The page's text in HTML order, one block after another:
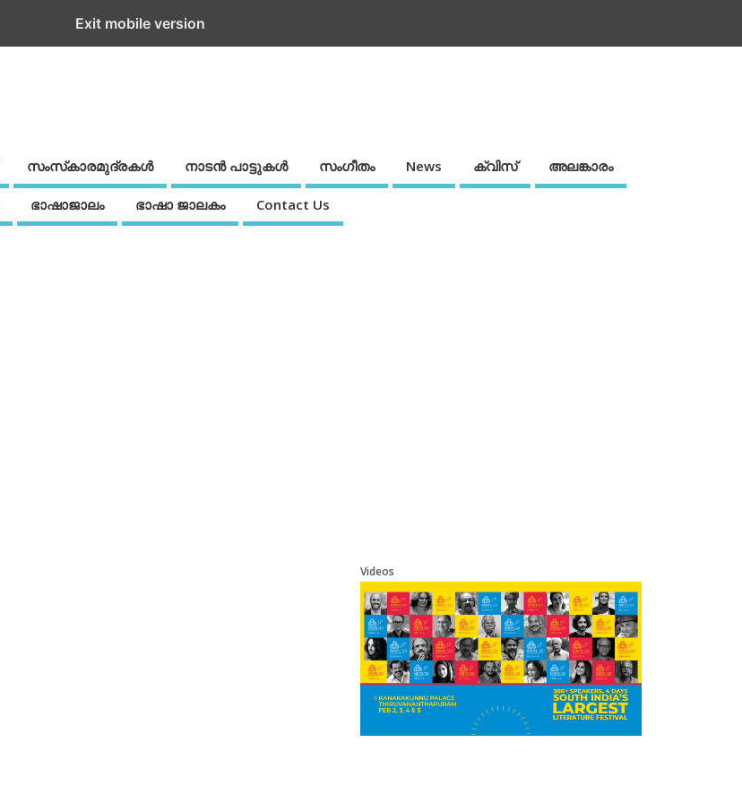
സംസ്‌കാരമുദ്രകള്‍ നാടന്‍ പാട്ടുകള്‍ സംഗീതം News ക്വിസ് അലങ്കാരം
ഭാഷാജാലം ഭാഷാ ജാലകം Contact Us
Videos
Exit mobile version